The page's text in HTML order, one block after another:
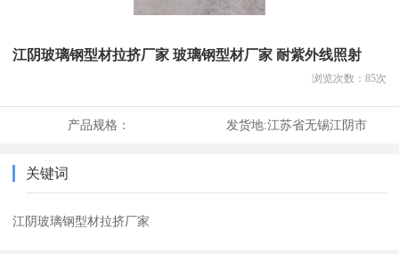
江阴玻璃钢型材拉挤厂家 玻璃钢型材厂家 耐紫外线照射
浏览次数： 85次
产品规格： 发货地:江苏省无锡江阴市
关键词
江阴玻璃钢型材拉挤厂家